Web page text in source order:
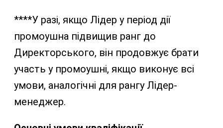
****У разі, якщо Лідер у період дії
промоушна підвищив ранг до
Директорського, він продовжує брати
участь у промоушні, якщо виконує всі
умови, аналогічні для рангу Лідер-
менеджер.